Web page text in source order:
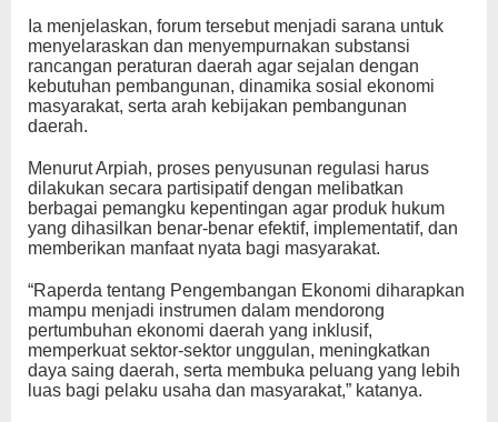
Ia menjelaskan, forum tersebut menjadi sarana untuk
menyelaraskan dan menyempurnakan substansi
rancangan peraturan daerah agar sejalan dengan
kebutuhan pembangunan, dinamika sosial ekonomi
masyarakat, serta arah kebijakan pembangunan
daerah.
Menurut Arpiah, proses penyusunan regulasi harus
dilakukan secara partisipatif dengan melibatkan
berbagai pemangku kepentingan agar produk hukum
yang dihasilkan benar-benar efektif, implementatif, dan
memberikan manfaat nyata bagi masyarakat.
“Raperda tentang Pengembangan Ekonomi diharapkan
mampu menjadi instrumen dalam mendorong
pertumbuhan ekonomi daerah yang inklusif,
memperkuat sektor-sektor unggulan, meningkatkan
daya saing daerah, serta membuka peluang yang lebih
luas bagi pelaku usaha dan masyarakat,” katanya.